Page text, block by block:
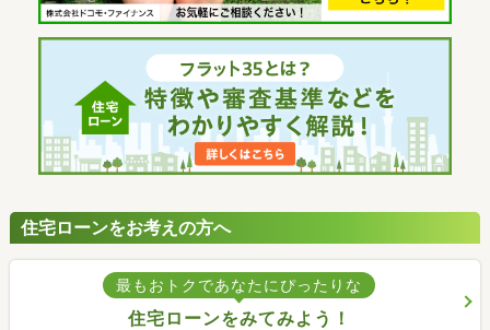
住宅ローンをお考えの方へ
最もおトクであなたにぴったりな
住宅ローンをみてみよう！